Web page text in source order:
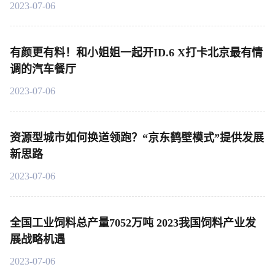
2023-07-06
有颜更有料！和小姐姐一起开ID.6 X打卡北京最有情
调的汽车餐厅
2023-07-06
资源型城市如何换道领跑？“京东鹤壁模式”提供发展
新思路
2023-07-06
全国工业饲料总产量7052万吨 2023我国饲料产业发
展战略机遇
2023-07-06